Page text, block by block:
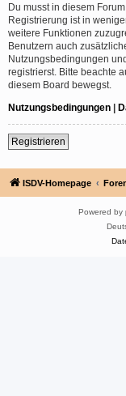
Du musst in diesem
Registrierung ist in
weitere Funktionen
Benutzern auch
Nutzungsbedingungen
registrierst. Bitte beachte
diesem Board bewegst.
Nutzungsbedingungen |
Registrieren
ISDV-Homepage
Powered by